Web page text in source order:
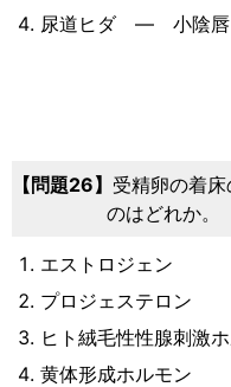
尿道ヒダ ― 小陰唇
26
受精卵の着
のはどれか。
エストロジェン
プロジェステロン
ヒト絨毛性性腺刺激
黄体形成ホルモン